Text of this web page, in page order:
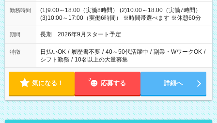
勤務時間
(1)9:00～18:00（実働8時間） (2)10:00～18:00（実働7時間）
(3)10:00～17:00（実働6時間） ※時間帯選べます ※休憩60分
期間 長期 2026年9月スタート予定
特徴 日払いOK / 履歴書不要 / 40～50代活躍中 / 副業・WワークOK /
シフト勤務 / 10名以上の大量募集
気になる！ 応募する 詳細へ